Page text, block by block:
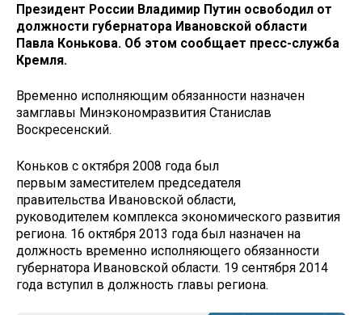
Президент России Владимир Путин освободил от
должности губернатора Ивановской области
Павла Конькова. Об этом сообщает пресс-служба
Кремля.
Временно исполняющим обязанности назначен
замглавы Минэкономразвития Станислав
Воскресенский.
Коньков с октября 2008 года был
первым заместителем председателя
правительства Ивановской области,
руководителем комплекса экономического развития
региона. 16 октября 2013 года был назначен на
должность временно исполняющего обязанности
губернатора Ивановской области. 19 сентября 2014
года вступил в должность главы региона.